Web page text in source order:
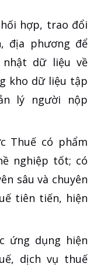
hợp, trao đổi
địa phương để
dữ liệu về
kho dữ liệu tập
lý người nộp
Thuế có phẩm
nghiệp tốt; có
sâu và chuyên
tiên tiến, hiện
ứng dụng hiện
dịch vụ thuế